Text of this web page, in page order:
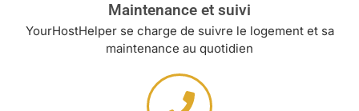
Maintenance et suivi
YourHostHelper se charge de suivre le logement et sa
maintenance au quotidien